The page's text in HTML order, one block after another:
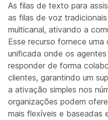
As filas de texto para
as filas de voz
multicanal, ativando a
Esse recurso fornece
unificada onde os agentes
responder de forma
clientes, garantindo um
a ativação simples nos
organizações podem
mais flexíveis e baseadas